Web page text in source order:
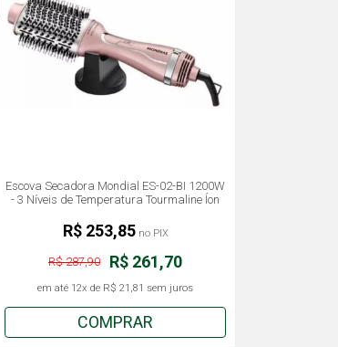
Escova Secadora Mondial ES-02-BI 1200W
- 3 Níveis de Temperatura Tourmaline Íon
R$ 261,70
R$ 287,90
em até 12x de R$ 21,81 sem juros
R$ 253,85no PIX
COMPRAR